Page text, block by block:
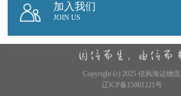
加入我们
JOIN US
Copyright (c) 2025 信风海运物流
辽ICP备15001221号